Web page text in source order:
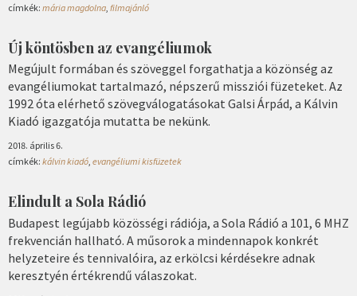
címkék: mária magdolna filmajánló
Új köntösben az evangéliumok
Megújult formában és szöveggel forgathatja a közönség az
evangéliumokat tartalmazó, népszerű missziói füzeteket. Az
1992 óta elérhető szövegválogatásokat Galsi Árpád, a Kálvin
Kiadó igazgatója mutatta be nekünk.
2018. április 6.
címkék: kálvin kiadó, evangéliumi kisfüzetek
Elindult a Sola Rádió
Budapest legújabb közösségi rádiója, a Sola Rádió a 101, 6 MHZ
frekvencián hallható. A műsorok a mindennapok konkrét
helyzeteire és tennivalóira, az erkölcsi kérdésekre adnak
keresztyén értékrendű válaszokat.